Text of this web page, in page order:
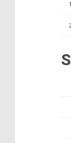
1.